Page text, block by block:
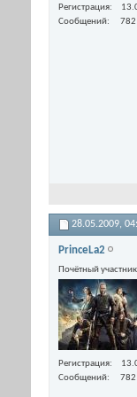
Регистрация
Сообщений
782
28.05.2009,
PrinceLa2
Почётный участник
Регистрация
Сообщений
782